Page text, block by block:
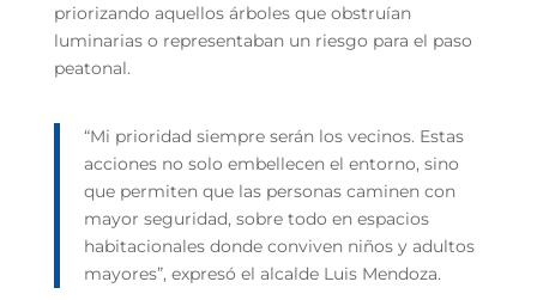
priorizando aquellos árboles que obstruían
luminarias o representaban un riesgo para el paso
peatonal.
“Mi prioridad siempre serán los vecinos. Estas
acciones no solo embellecen el entorno, sino
que permiten que las personas caminen con
mayor seguridad, sobre todo en espacios
habitacionales donde conviven niños y adultos
mayores”, expresó el alcalde Luis Mendoza.